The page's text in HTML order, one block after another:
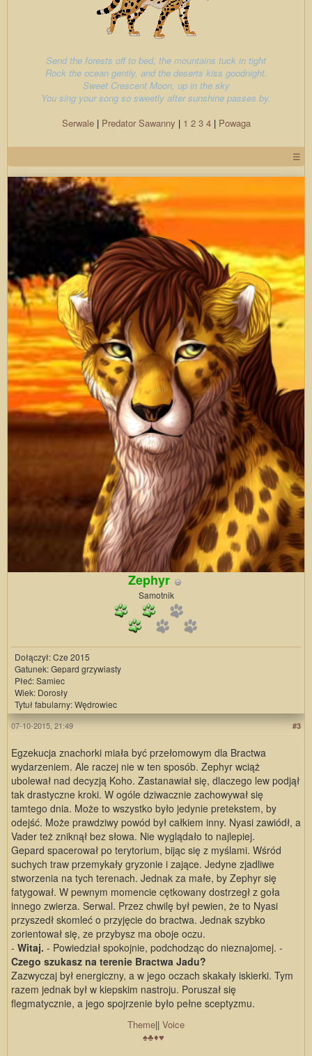
Send the forests off to bed, the mountains tuck in tight
Rock the ocean gently, and the deserts kiss goodnight.
Sweet Crescent Moon, up in the sky
You sing your song so sweetly after sunshine passes by.
Serwale| Predator Sawanny | 1 2 3 4| Powaga
☰
Zephyr
Samotnik
Dołączył: Cze 2015
Gatunek: Gepard grzywiasty
Płeć: Samiec
Wiek: Dorosły
Tytuł fabularny: Wędrowiec
#3
07-10-2015, 21:49
Egzekucja znachorki miała być przełomowym dla Bractwa
wydarzeniem. Ale raczej nie w ten sposób. Zephyr wciąż
ubolewał nad decyzją Koho. Zastanawiał się, dlaczego lew podjął
tak drastyczne kroki. W ogóle dziwacznie zachowywał się
tamtego dnia. Może to wszystko było jedynie pretekstem, by
odejść. Może prawdziwy powód był całkiem inny. Nyasi zawiódł, a
Vader też zniknął bez słowa. Nie wyglądało to najlepiej.
Gepard spacerował po terytorium, bijąc się z myślami. Wśród
suchych traw przemykały gryzonie i zające. Jedyne zjadliwe
stworzenia na tych terenach. Jednak za małe, by Zephyr się
fatygował. W pewnym momencie cętkowany dostrzegł z goła
innego zwierza. Serwal. Przez chwilę był pewien, że to Nyasi
przyszedł skomleć o przyjęcie do bractwa. Jednak szybko
zorientował się, ze przybysz ma oboje oczu.
- Witaj. - Powiedział spokojnie, podchodząc do nieznajomej. -
Czego szukasz na terenie Bractwa Jadu?
Zazwyczaj był energiczny, a w jego oczach skakały iskierki. Tym
razem jednak był w kiepskim nastroju. Poruszał się
flegmatycznie, a jego spojrzenie było pełne sceptyzmu.
Theme|| Voice
♠♣♦♥